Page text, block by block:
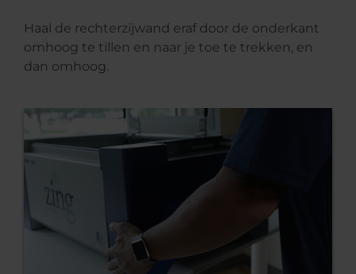
Haal de rechterzijwand eraf door de onderkant
omhoog te tillen en naar je toe te trekken, en
dan omhoog.